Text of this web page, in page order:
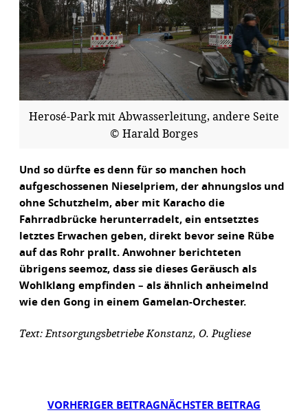
Herosé-Park mit Abwasserleitung, andere Seite
© Harald Borges
Und so dürfte es denn für so manchen hoch
aufgeschossenen Nieselpriem, der ahnungslos und
ohne Schutzhelm, aber mit Karacho die
Fahrradbrücke herunterradelt, ein entsetztes
letztes Erwachen geben, direkt bevor seine Rübe
auf das Rohr prallt. Anwohner berichteten
übrigens seemoz, dass sie dieses Geräusch als
Wohlklang empfinden – als ähnlich anheimelnd
wie den Gong in einem Gamelan-Orchester.
Text: Entsorgungsbetriebe Konstanz, O. Pugliese
VORHERIGER BEITRAG NÄCHSTER BEITRAG